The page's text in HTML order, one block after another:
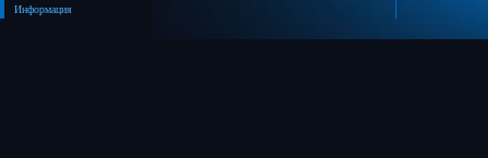
Информация